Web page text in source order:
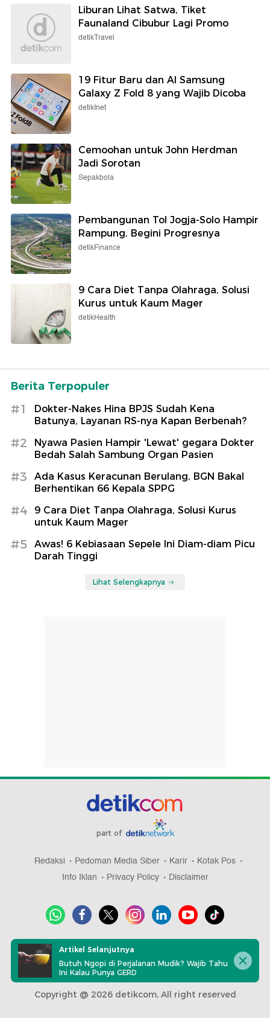
Liburan Lihat Satwa, Tiket
Faunaland Cibubur Lagi Promo
detikTravel
19 Fitur Baru dan AI Samsung
Galaxy Z Fold 8 yang Wajib Dicoba
detikInet
Cemoohan untuk John Herdman
Jadi Sorotan
Sepakbola
Pembangunan Tol Jogja-Solo Hampir
Rampung, Begini Progresnya
detikFinance
9 Cara Diet Tanpa Olahraga, Solusi
Kurus untuk Kaum Mager
detikHealth
Berita Terpopuler
#1
Dokter-Nakes Hina BPJS Sudah Kena
Batunya, Layanan RS-nya Kapan Berbenah?
#2
Nyawa Pasien Hampir 'Lewat' gegara Dokter
Bedah Salah Sambung Organ Pasien
#3
Ada Kasus Keracunan Berulang, BGN Bakal
Berhentikan 66 Kepala SPPG
#4
9 Cara Diet Tanpa Olahraga, Solusi Kurus
untuk Kaum Mager
#5
Awas! 6 Kebiasaan Sepele Ini Diam-diam Picu
Darah Tinggi
Lihat Selengkapnya
part of
Redaksi Pedoman Media Siber Karir
Kotak Pos
Info Iklan
Privacy Policy Disclaimer
Copyright @ 2026 detikcom, All right reserved
Artikel Selanjutnya
Butuh Ngopi di Perjalanan Mudik? Wajib Tahu
Ini Kalau Punya GERD